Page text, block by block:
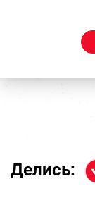
Делись: